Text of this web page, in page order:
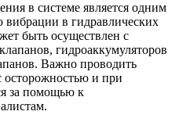
в системе является одним
вибрации в гидравлических
быть осуществлен с
гидроаккумуляторов
Важно проводить
осторожностью и при
за помощью к